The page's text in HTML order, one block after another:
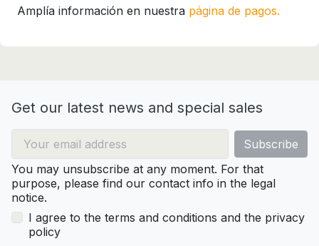
Amplía información en nuestra página de pagos.
Get our latest news and special sales
You may unsubscribe at any moment. For that
purpose, please find our contact info in the legal
notice.
I agree to the terms and conditions and the privacy
policy